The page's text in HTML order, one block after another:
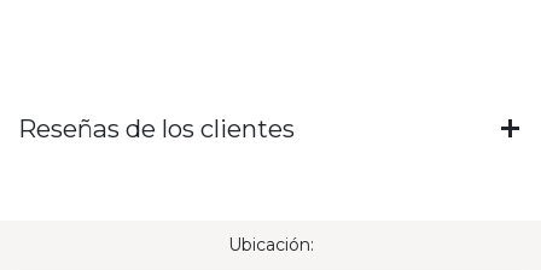
Reseñas de los clientes
Ubicación: